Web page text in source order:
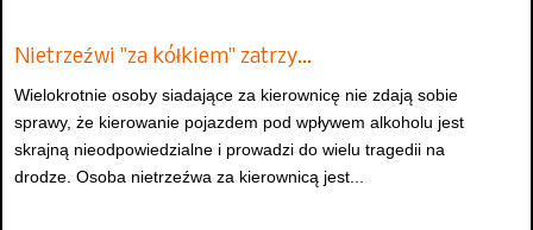
Nietrzeźwi "za kółkiem" zatrzy…
Wielokrotnie osoby siadające za kierownicę nie zdają sobie
sprawy, że kierowanie pojazdem pod wpływem alkoholu jest
skrajną nieodpowiedzialne i prowadzi do wielu tragedii na
drodze. Osoba nietrzeźwa za kierownicą jest...